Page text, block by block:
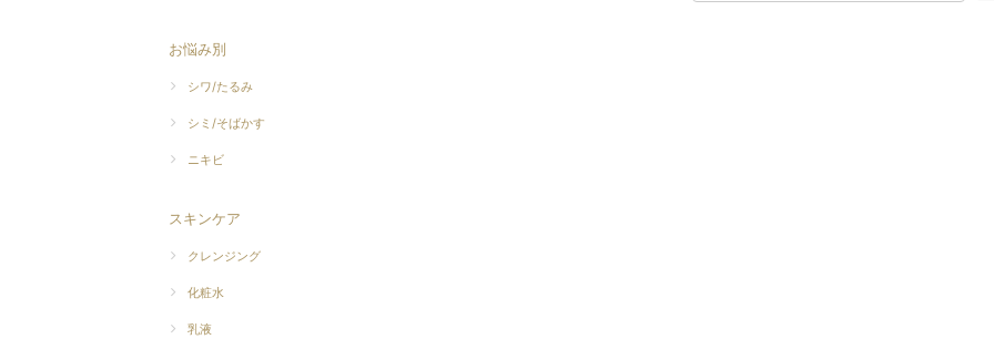
お悩み別
シワ/たるみ
シミ/そばかす
ニキビ
スキンケア
クレンジング
化粧水
乳液